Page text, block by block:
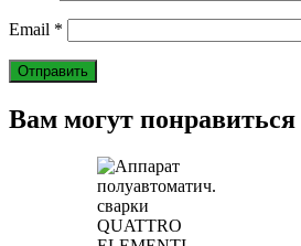
Email *
Вам могут понравиться